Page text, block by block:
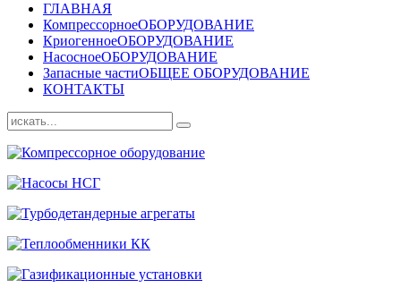
ГЛАВНАЯ
КомпрессорноеОБОРУДОВАНИЕ
КриогенноеОБОРУДОВАНИЕ
НасосноеОБОРУДОВАНИЕ
Запасные частиОБЩЕЕ ОБОРУДОВАНИЕ
КОНТАКТЫ